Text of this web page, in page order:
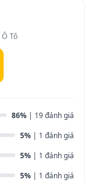
Tô
86% | 19 đánh giá
5% | 1 đánh giá
5% | 1 đánh giá
5% | 1 đánh giá